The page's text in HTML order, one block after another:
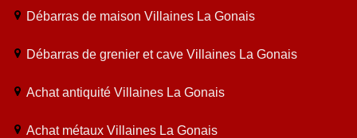
Débarras de maison Villaines La Gonais
Débarras de grenier et cave Villaines La Gonais
Achat antiquité Villaines La Gonais
Achat métaux Villaines La Gonais